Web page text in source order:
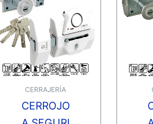
CERRAJERÍA
CERROJO